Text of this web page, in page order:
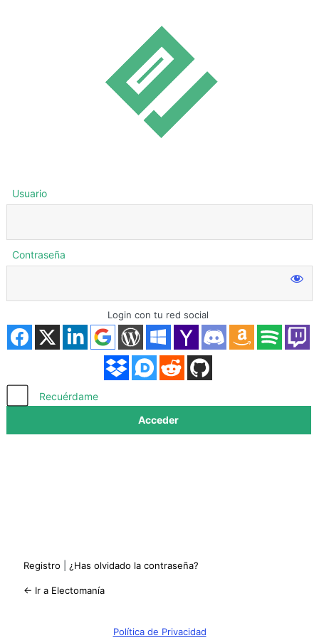
Acceder
Usuario
Contraseña
Login con tu red social
Recuérdame
Registro ¿Has olvidado la contraseña?
← Ir a Electomanía
Política de Privacidad